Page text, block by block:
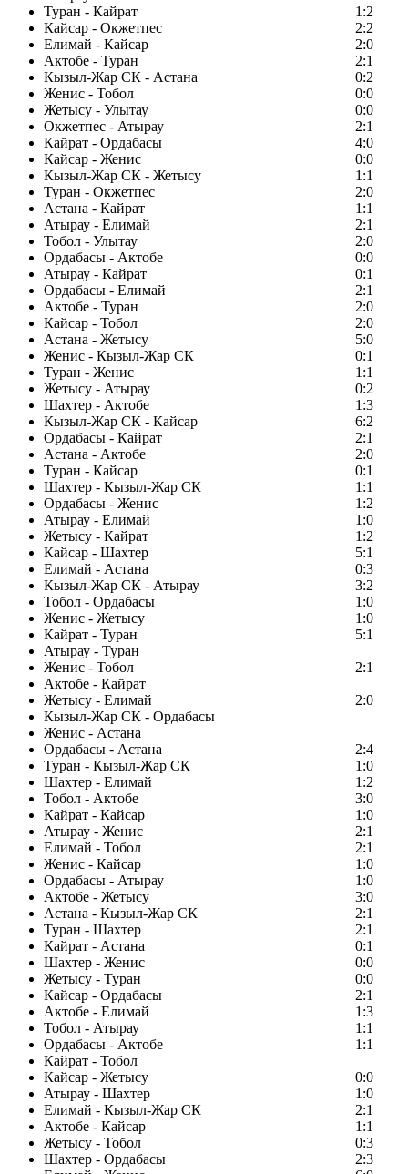
Туран - Кайрат
1:2
Кайсар - Окжетпес
2:2
Елимай - Кайсар
2:0
Актобе - Туран
2:1
Кызыл-Жар СК - Астана
0:2
Женис - Тобол
0:0
Жетысу - Улытау
0:0
Окжетпес - Атырау
2:1
Кайрат - Ордабасы
4:0
Кайсар - Женис
0:0
Кызыл-Жар СК - Жетысу
1:1
Туран - Окжетпес
2:0
Астана - Кайрат
1:1
Атырау - Елимай
2:1
Тобол - Улытау
2:0
Ордабасы - Актобе
0:0
Атырау - Кайрат
0:1
Ордабасы - Елимай
2:1
Актобе - Туран
2:0
Кайсар - Тобол
2:0
Астана - Жетысу
5:0
Женис - Кызыл-Жар СК
0:1
Туран - Женис
1:1
Жетысу - Атырау
0:2
Шахтер - Актобе
1:3
Кызыл-Жар СК - Кайсар
6:2
Ордабасы - Кайрат
2:1
Астана - Актобе
2:0
Туран - Кайсар
0:1
Шахтер - Кызыл-Жар СК
1:1
Ордабасы - Женис
1:2
Атырау - Елимай
1:0
Жетысу - Кайрат
1:2
Кайсар - Шахтер
5:1
Елимай - Астана
0:3
Кызыл-Жар СК - Атырау
3:2
Тобол - Ордабасы
1:0
Женис - Жетысу
1:0
Кайрат - Туран
5:1
Атырау - Туран
Женис - Тобол
2:1
Актобе - Кайрат
Жетысу - Елимай
2:0
Кызыл-Жар СК - Ордабасы
Женис - Астана
Ордабасы - Астана
2:4
Туран - Кызыл-Жар СК
1:0
Шахтер - Елимай
1:2
Тобол - Актобе
3:0
Кайрат - Кайсар
1:0
Атырау - Женис
2:1
Елимай - Тобол
2:1
Женис - Кайсар
1:0
Ордабасы - Атырау
1:0
Актобе - Жетысу
3:0
Астана - Кызыл-Жар СК
2:1
Туран - Шахтер
2:1
Кайрат - Астана
0:1
Шахтер - Женис
0:0
Жетысу - Туран
0:0
Кайсар - Ордабасы
2:1
Актобе - Елимай
1:3
Тобол - Атырау
1:1
Ордабасы - Актобе
1:1
Кайрат - Тобол
Кайсар - Жетысу
0:0
Атырау - Шахтер
1:0
Елимай - Кызыл-Жар СК
2:1
Актобе - Кайсар
1:1
Жетысу - Тобол
0:3
Шахтер - Ордабасы
2:3